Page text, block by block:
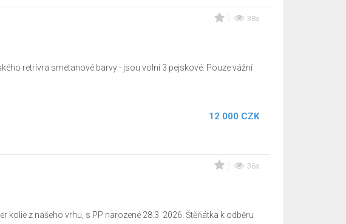
38x
retrívra smetanové barvy - jsou volní 3 pejskové. Pouze vážní
12 000 CZK
36x
kolie z našeho vrhu, s PP narozené 28.3. 2026. Štěňátka k odběru